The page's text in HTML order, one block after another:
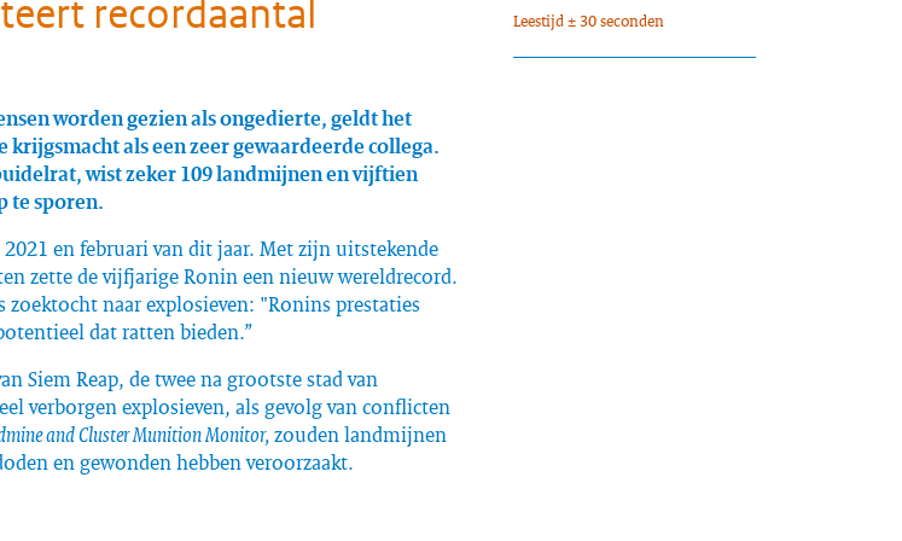
Leestijd ± 30 seconden
recordaantal
worden gezien als ongedierte, geldt het
als een zeer gewaardeerde collega.
wist zeker 109 landmijnen en vijftien
te sporen.
en februari van dit jaar. Met zijn uitstekende
zette de vijfjarige Ronin een nieuw wereldrecord.
zoektocht naar explosieven: "Ronins prestaties
dat ratten bieden.”
Siem Reap, de twee na grootste stad van
verborgen explosieven, als gevolg van conflicten
and Cluster Munition Monitor, zouden landmijnen
en gewonden hebben veroorzaakt.